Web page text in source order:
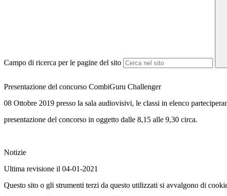
Campo di ricerca per le pagine del sito
Presentazione del concorso CombiGuru Challenger
08 Ottobre 2019 presso la sala audiovisivi, le classi in elenco
presentazione del concorso in oggetto dalle 8,15 alle 9,30 circa.
Notizie
Ultima revisione il 04-01-2021
Questo sito o gli strumenti terzi da questo utilizzati si avvalgono di